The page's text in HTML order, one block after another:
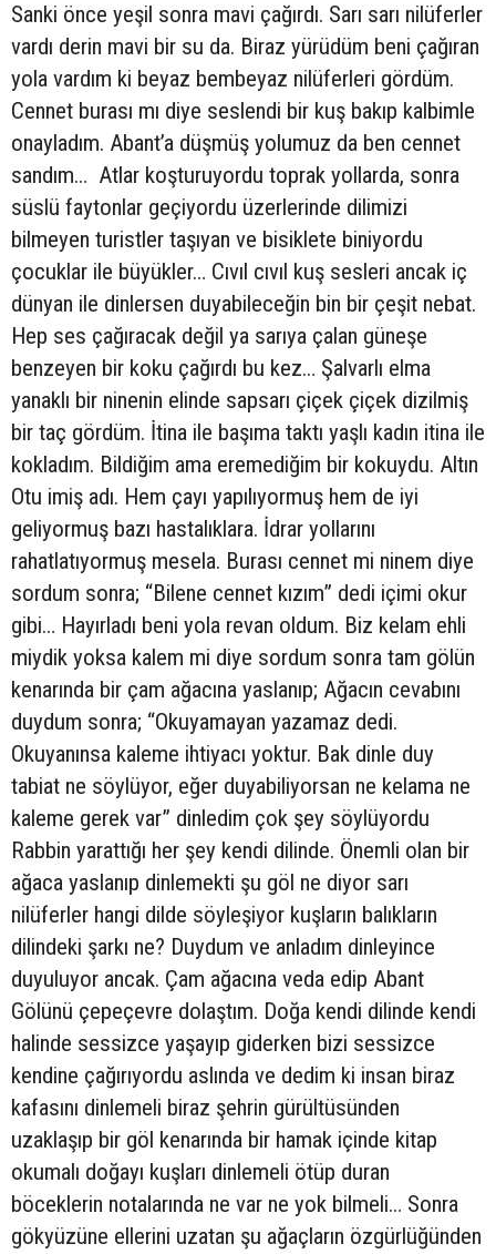
Sanki önce yeşil sonra mavi çağırdı. Sarı sarı nilüferler
vardı derin mavi bir su da. Biraz yürüdüm beni çağıran
yola vardım ki beyaz bembeyaz nilüferleri gördüm.
Cennet burası mı diye seslendi bir kuş bakıp kalbimle
onayladım. Abant’a düşmüş yolumuz da ben cennet
sandım… Atlar koşturuyordu toprak yollarda, sonra
süslü faytonlar geçiyordu üzerlerinde dilimizi
bilmeyen turistler taşıyan ve bisiklete biniyordu
çocuklar ile büyükler… Cıvıl cıvıl kuş sesleri ancak iç
dünyan ile dinlersen duyabileceğin bin bir çeşit nebat.
Hep ses çağıracak değil ya sarıya çalan güneşe
benzeyen bir koku çağırdı bu kez… Şalvarlı elma
yanaklı bir ninenin elinde sapsarı çiçek çiçek dizilmiş
bir taç gördüm. İtina ile başıma taktı yaşlı kadın itina ile
kokladım. Bildiğim ama eremediğim bir kokuydu. Altın
Otu imiş adı. Hem çayı yapılıyormuş hem de iyi
geliyormuş bazı hastalıklara. İdrar yollarını
rahatlatıyormuş mesela. Burası cennet mi ninem diye
sordum sonra; “Bilene cennet kızım” dedi içimi okur
gibi… Hayırladı beni yola revan oldum. Biz kelam ehli
miydik yoksa kalem mi diye sordum sonra tam gölün
kenarında bir çam ağacına yaslanıp; Ağacın cevabını
duydum sonra; “Okuyamayan yazamaz dedi.
Okuyanınsa kaleme ihtiyacı yoktur. Bak dinle duy
tabiat ne söylüyor, eğer duyabiliyorsan ne kelama ne
kaleme gerek var” dinledim çok şey söylüyordu
Rabbin yarattığı her şey kendi dilinde. Önemli olan bir
ağaca yaslanıp dinlemekti şu göl ne diyor sarı
nilüferler hangi dilde söyleşiyor kuşların balıkların
dilindeki şarkı ne? Duydum ve anladım dinleyince
duyuluyor ancak. Çam ağacına veda edip Abant
Gölünü çepeçevre dolaştım. Doğa kendi dilinde kendi
halinde sessizce yaşayıp giderken bizi sessizce
kendine çağırıyordu aslında ve dedim ki insan biraz
kafasını dinlemeli biraz şehrin gürültüsünden
uzaklaşıp bir göl kenarında bir hamak içinde kitap
okumalı doğayı kuşları dinlemeli ötüp duran
böceklerin notalarında ne var ne yok bilmeli… Sonra
gökyüzüne ellerini uzatan şu ağaçların özgürlüğünden